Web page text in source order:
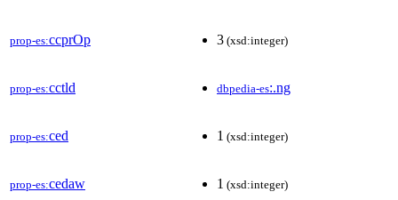
prop-es:ccprOp 3 (xsd:integer)
prop-es:cctld dbpedia-es:.ng
prop-es:ced 1 (xsd:integer)
prop-es:cedaw 1 (xsd:integer)